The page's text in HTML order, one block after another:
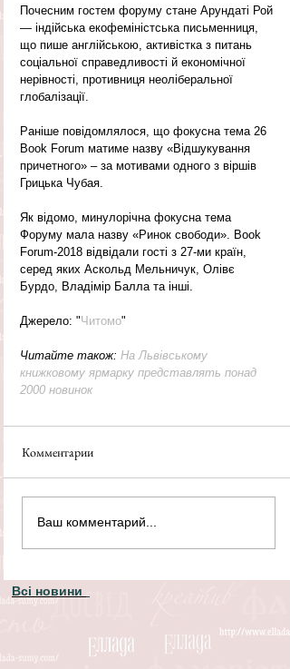
Почесним гостем форуму стане Арундаті Рой
— індійська екофеміністська письменниця,
що пише англійською, активістка з питань
соціальної справедливості й економічної
нерівності, противниця неоліберальної
глобалізації.
Раніше повідомлялося, що фокусна тема 26
Book Forum матиме назву «Відшукування
причетного» – за мотивами одного з віршів
Грицька Чубая.
Як відомо, минулорічна фокусна тема
Форуму мала назву «Ринок свободи». Book
Forum-2018 відвідали гості з 27-ми країн,
серед яких Аскольд Мельничук, Олівє
Бурдо, Владімір Балла та інші.
Джерело: "Читомо"
Читайте також: На Львівському
книжковому ярмарку представлять понад
2000 новинок
Комментарии
Ваш комментарий...
Всі новини